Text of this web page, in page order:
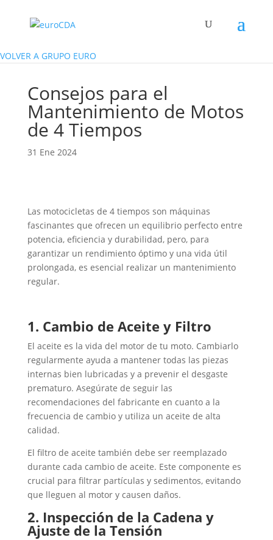
VOLVER A GRUPO EURO
Consejos para el
Mantenimiento de Motos
de 4 Tiempos
31 Ene 2024
Las motocicletas de 4 tiempos son máquinas
fascinantes que ofrecen un equilibrio perfecto entre
potencia, eficiencia y durabilidad, pero, para
garantizar un rendimiento óptimo y una vida útil
prolongada, es esencial realizar un mantenimiento
regular.
1. Cambio de Aceite y Filtro
El aceite es la vida del motor de tu moto. Cambiarlo
regularmente ayuda a mantener todas las piezas
internas bien lubricadas y a prevenir el desgaste
prematuro. Asegúrate de seguir las
recomendaciones del fabricante en cuanto a la
frecuencia de cambio y utiliza un aceite de alta
calidad.
El filtro de aceite también debe ser reemplazado
durante cada cambio de aceite. Este componente es
crucial para filtrar partículas y sedimentos, evitando
que lleguen al motor y causen daños.
2. Inspección de la Cadena y
Ajuste de la Tensión